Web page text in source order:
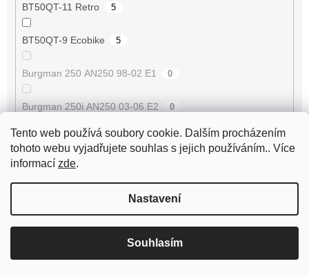
Tento web používá soubory cookie. Dalším procházením
tohoto webu vyjadřujete souhlas s jejich používáním.. Více
informací zde.
Nastavení
Souhlasím
BT50QT-11 Retro 5
BT50QT-9 Ecobike 5
Burgman 250 AN250 98-02 E1 0
Burgman 250i AN250 03-06 E2 0
Burgman 400 AN400 98-02 E1 0
Burgman 400i AN400 07-08 E3 0
Burgman 400i AN400 09-17 E3 0